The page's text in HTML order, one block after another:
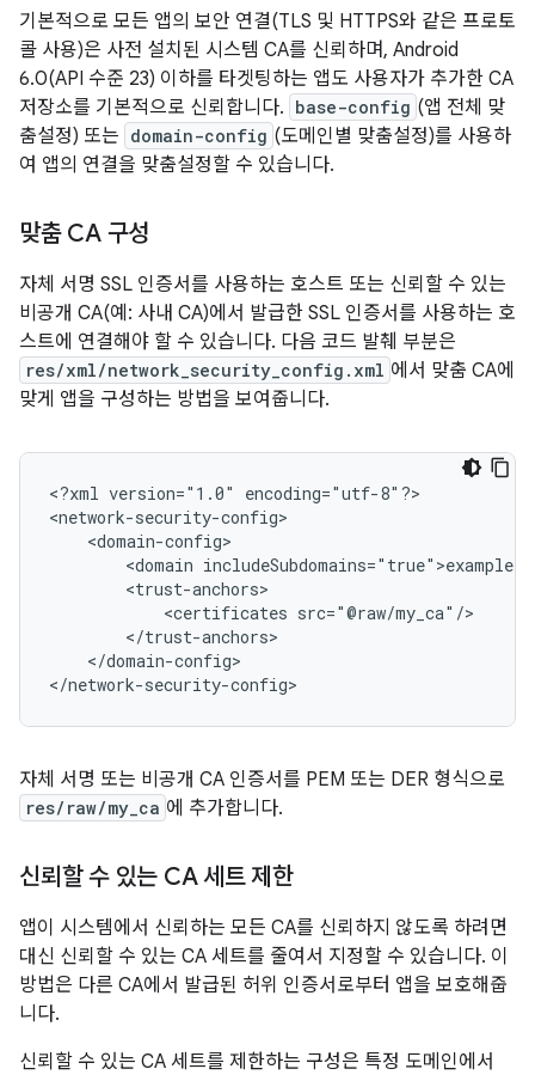
기본적으로 모든 앱의 보안 연결(TLS 및 HTTPS와 같은 프로토
콜 사용)은 사전 설치된 시스템 CA를 신뢰하며, Android
6.0(API 수준 23) 이하를 타겟팅하는 앱도 사용자가 추가한 CA
저장소를 기본적으로 신뢰합니다. base-config (앱 전체 맞
춤설정) 또는 domain-config (도메인별 맞춤설정)를 사용하
여 앱의 연결을 맞춤설정할 수 있습니다.
맞춤 CA 구성
자체 서명 SSL 인증서를 사용하는 호스트 또는 신뢰할 수 있는
비공개 CA(예: 사내 CA)에서 발급한 SSL 인증서를 사용하는 호
스트에 연결해야 할 수 있습니다. 다음 코드 발췌 부분은
res/xml/network_security_config.xml 에서 맞춤 CA에
맞게 앱을 구성하는 방법을 보여줍니다.
<?xml version="1.0"
encoding="utf-8"?>
<domain
<certificates
</domain-config>
</network-security-config>
자체 서명 또는 비공개 CA 인증서를 PEM 또는 DER 형식으로
res/raw/my_ca 에 추가합니다.
신뢰할 수 있는 CA 세트 제한
앱이 시스템에서 신뢰하는 모든 CA를 신뢰하지 않도록 하려면
대신 신뢰할 수 있는 CA 세트를 줄여서 지정할 수 있습니다. 이
방법은 다른 CA에서 발급된 허위 인증서로부터 앱을 보호해줍
니다.
신뢰할 수 있는 CA 세트를 제한하는 구성은 특정 도메인에서